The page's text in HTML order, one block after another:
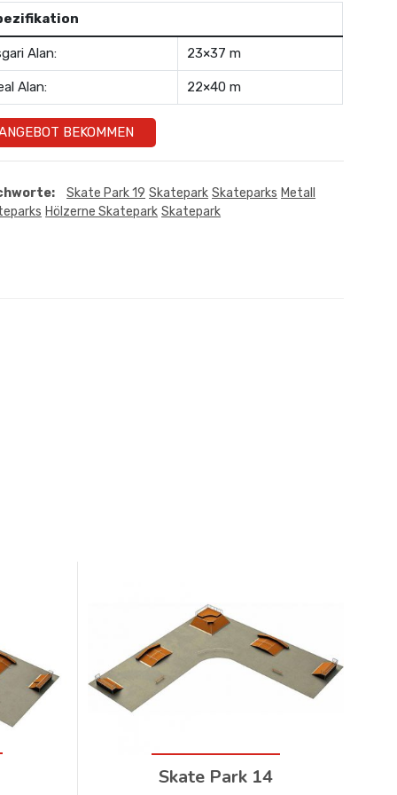
Alan: 23×37 m
Alan: 22×40 m
BEKOMMEN
Skate Park 19 Skatepark Skateparks Metall
Hölzerne Skatepark Skatepark
Skate Park 14